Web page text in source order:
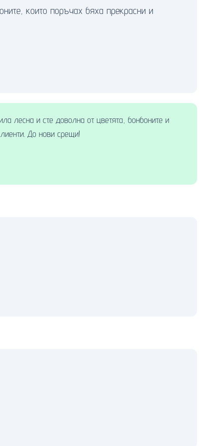
които поръчах бяха прекрасни и
лесна и сте доволна от цветята, бонбоните и
До нови срещи!